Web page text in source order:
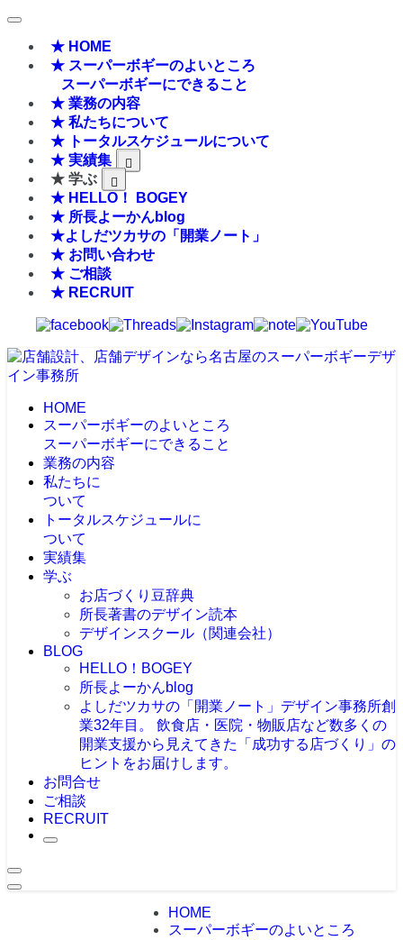
★ HOME
★ スーパーボギーのよいところ
スーパーボギーにできること
★ 業務の内容
★ 私たちについて
★ トータルスケジュールについて
★ 実績集
★ 学ぶ
★ HELLO！ BOGEY
★ 所長よーかんblog
★よしだツカサの「開業ノート」
★ お問い合わせ
★ ご相談
★ RECRUIT
HOME
スーパーボギーのよいところ
スーパーボギーにできること
業務の内容
私たちに
ついて
トータルスケジュールに
ついて
実績集
学ぶ
お店づくり豆辞典
所長著書のデザイン読本
デザインスクール（関連会社）
BLOG
HELLO！BOGEY
所長よーかんblog
よしだツカサの「開業ノート」 デザイン事務所創
業32年目。 飲食店・医院・物販店など数多くの
開業支援から見えてきた「成功する店づくり」の
ヒントをお届けします。
お問合せ
ご相談
RECRUIT
HOME
スーパーボギーのよいところ